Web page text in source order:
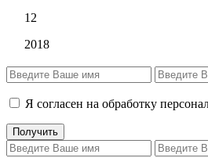
12
2018
Я согласен на обработку